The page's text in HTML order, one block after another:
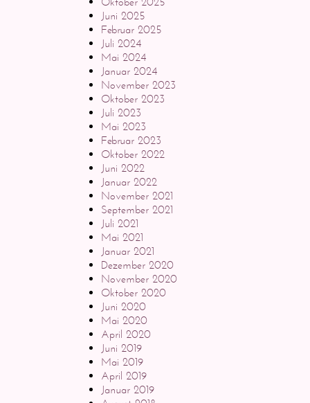
Juni 2025
Februar 2025
Juli 2024
Mai 2024
Januar 2024
November 2023
Oktober 2023
Juli 2023
Mai 2023
Februar 2023
Oktober 2022
Juni 2022
Januar 2022
November 2021
September 2021
Juli 2021
Mai 2021
Januar 2021
Dezember 2020
November 2020
Oktober 2020
Juni 2020
Mai 2020
April 2020
Juni 2019
Mai 2019
April 2019
Januar 2019